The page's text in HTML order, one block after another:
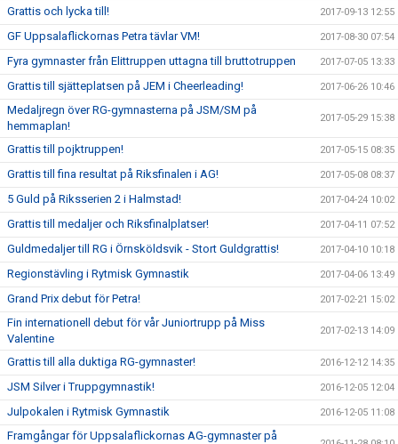
Grattis och lycka till! 2017-09-13 12:55
GF Uppsalaflickornas Petra tävlar VM! 2017-08-30 07:54
Fyra gymnaster från Elittruppen uttagna till bruttotruppen 2017-07-05 13:33
Grattis till sjätteplatsen på JEM i Cheerleading! 2017-06-26 10:46
Medaljregn över RG-gymnasterna på JSM/SM på
hemmaplan!
2017-05-29 15:38
Grattis till pojktruppen! 2017-05-15 08:35
Grattis till fina resultat på Riksfinalen i AG! 2017-05-08 08:37
5 Guld på Riksserien 2 i Halmstad! 2017-04-24 10:02
Grattis till medaljer och Riksfinalplatser! 2017-04-11 07:52
Guldmedaljer till RG i Örnsköldsvik - Stort Guldgrattis! 2017-04-10 10:18
Regionstävling i Rytmisk Gymnastik 2017-04-06 13:49
Grand Prix debut för Petra! 2017-02-21 15:02
Fin internationell debut för vår Juniortrupp på Miss
Valentine
2017-02-13 14:09
Grattis till alla duktiga RG-gymnaster! 2016-12-12 14:35
JSM Silver i Truppgymnastik! 2016-12-05 12:04
Julpokalen i Rytmisk Gymnastik 2016-12-05 11:08
Framgångar för Uppsalaflickornas AG-gymnaster på